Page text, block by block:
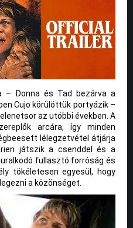
– Donna és Tad bezárva a
Cujo körülöttük portyázik –
az utóbbi években. A
arcára, így minden
lélegzetvétel átjárja
játszik a csenddel és a
fullasztó forróság és
tökéletesen egyesül, hogy
a közönséget.